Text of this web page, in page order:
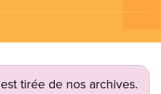
tirée de nos archives.